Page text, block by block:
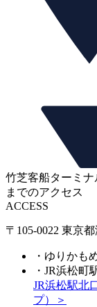
竹芝客船ターミナ
までのアクセス
ACCESS
〒105-0022 東京
・ゆりかも
・JR浜松町
JR浜松駅北
プ）＞